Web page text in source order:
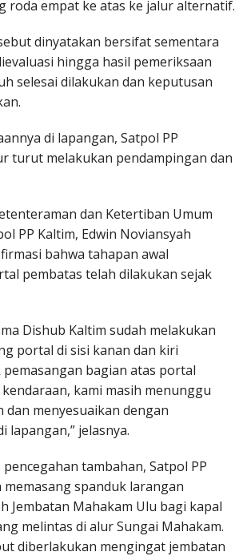
roda empat ke atas ke jalur alternatif.
dinyatakan bersifat sementara
hingga hasil pemeriksaan
selesai dilakukan dan keputusan
di lapangan, Satpol PP
turut melakukan pendampingan dan
dan Ketertiban Umum
PP Kaltim, Edwin Noviansyah
bahwa tahapan awal
pembatas telah dilakukan sejak
Dishub Kaltim sudah melakukan
portal di sisi kanan dan kiri
bagian atas portal
kami masih menunggu
dan menyesuaikan dengan
lapangan,” jelasnya.
tambahan, Satpol PP
spanduk larangan
Jembatan Mahakam Ulu bagi kapal
melintas di alur Sungai Mahakam.
diberlakukan mengingat jembatan